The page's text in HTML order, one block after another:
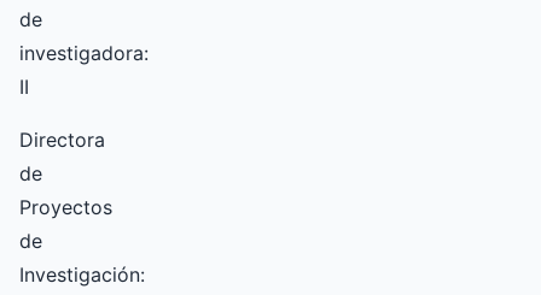
de
investigadora:
II
Directora
de
Proyectos
de
Investigación: